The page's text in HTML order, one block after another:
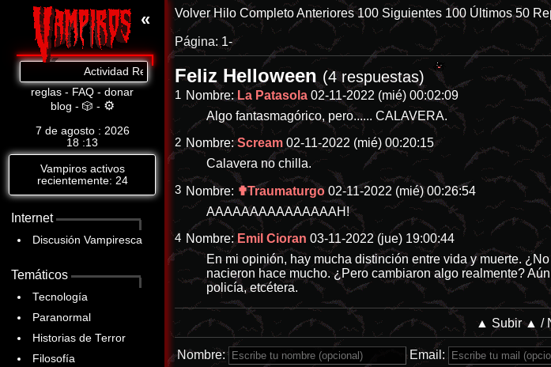
«
Actividad Reciente: Cat.8: https://www.abandomoviez.net/db/p-28144-categoria-8 En Prime
reglas - FAQ - donar
blog - 🎲 - ⚙
7 de agosto : 2026
18 :13
Vampiros activos
recientemente: 24
Internet
Discusión Vampiresca
Temáticos
Tecnología
Paranormal
Historias de Terror
Filosofía
Volver Hilo CompletoAnteriores 100 Siguientes 100 Últimos 50
Página: 1-
Feliz Helloween (4 respuestas)
1 Nombre: La Patasola 02-11-2022 (mié) 00:02:09
Algo fantasmagórico, pero...... CALAVERA.
2 Nombre:Scream 02-11-2022 (mié) 00:20:15
Calavera no chilla.
3 Nombre: ✟Traumaturgo 02-11-2022 (mié) 00:26:54
AAAAAAAAAAAAAAAH!
4 Nombre: Emil Cioran 03-11-2022 (jue) 19:00:44
En mi opinión, hay mucha distinción entre vida y muerte.
nacieron hace mucho. ¿Pero cambiaron algo realmente?
policía, etcétera.
▲ Subir ▲ /
Nombre: Email: